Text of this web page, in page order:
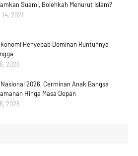
Suami, Bolehkah Menurut Islam?
2021
Penyebab Dominan Runtuhnya
2026
2026, Cerminan Anak Bangsa
Hinga Masa Depan
2026